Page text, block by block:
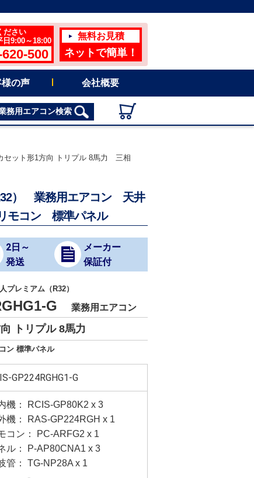
ださい
9:00～18:00
500
無料お見積
ネットで簡単！
様の声 会社概要
務用エアコン検索
ット形1方向 トリプル 8馬力 三相
） 業務用エアコン 天井
モコン 標準パネル
2日～
発送
メーカー
保証付
プレミアム（R32）
G 業務用エアコン
トリプル 8馬力
ン 標準パネル
GP224RGHG1-G
機： RCIS-GP80K2 x 3
機： RAS-GP224RGH x 1
コン： PC-ARFG2 x 1
ル： P-AP80CNA1 x 3
管： TG-NP28A x 1